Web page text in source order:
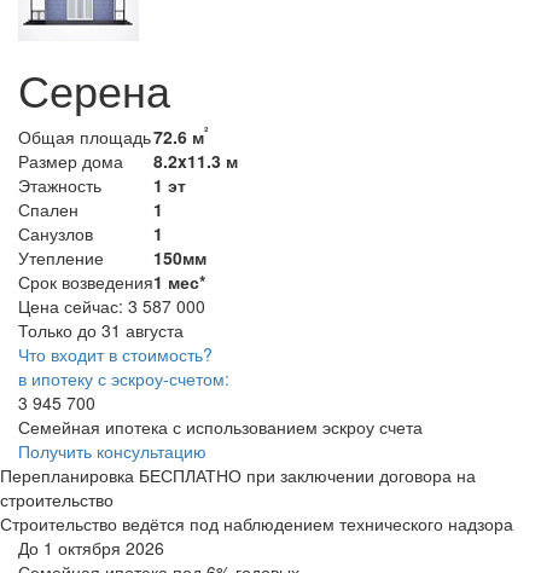
Серена
Общая площадь72.6 м²
Размер дома
8.2x11.3 м
Этажность
1 эт
Спален
1
Санузлов
1
Утепление
150мм
Срок возведения1 мес*
Цена сейчас: 3 587 000
Только до 31 августа
Что входит в стоимость?
в ипотеку с эскроу-счетом:
3 945 700
Семейная ипотека с использованием эскроу счета
Получить консультацию
Перепланировка БЕСПЛАТНО при заключении договора на
строительство
Строительство ведётся под наблюдением технического надзора
До 1 октября 2026